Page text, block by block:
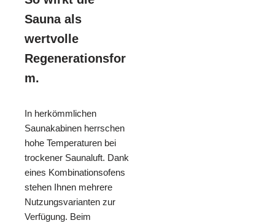
Sauna als
wertvolle
Regenerationsfor
m.
In herkömmlichen
Saunakabinen herrschen
hohe Temperaturen bei
trockener Saunaluft. Dank
eines Kombinationsofens
stehen Ihnen mehrere
Nutzungsvarianten zur
Verfügung. Beim